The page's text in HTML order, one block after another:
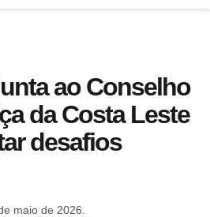
ao Conselho
da Costa Leste
desafios
maio de 2026.